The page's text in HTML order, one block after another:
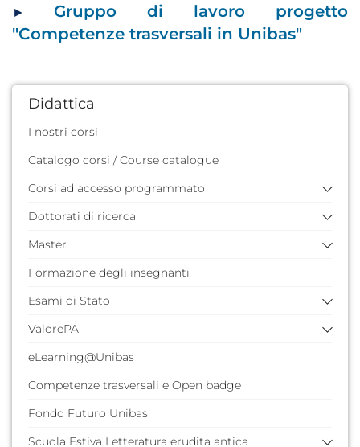
►
Gruppo di lavoro progetto
"Competenze trasversali in Unibas"
Didattica
I nostri corsi
Catalogo corsi / Course catalogue
Corsi ad accesso programmato
Anni precedenti
Dottorati di ricerca
Regolamenti
Iscrizione primo anno
Adempimenti esami finali
Modulistica
Cicli precedenti
Master
Adempimenti esame finale
Master anni precedenti
Formazione degli insegnanti
Esami di Stato
Diplomi e certificati degli esami di Stato
Anni precedenti
ValorePA
Il PIAO
VULTURE
POLLINO
SIRINO
eLearning@Unibas
Competenze trasversali e Open badge
Fondo Futuro Unibas
Scuola Estiva Letteratura erudita antica